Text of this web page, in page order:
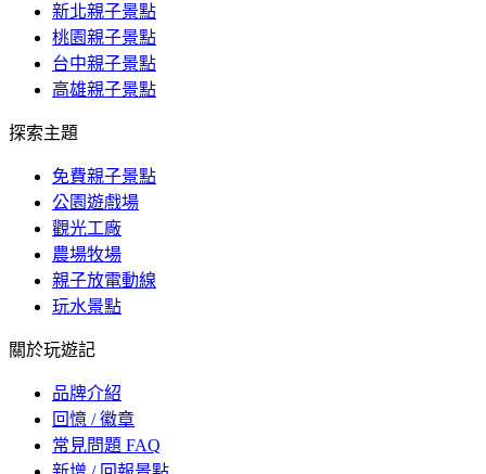
新北親子景點
桃園親子景點
台中親子景點
高雄親子景點
探索主題
免費親子景點
公園遊戲場
觀光工廠
農場牧場
親子放電動線
玩水景點
關於玩遊記
品牌介紹
回憶 / 徽章
常見問題 FAQ